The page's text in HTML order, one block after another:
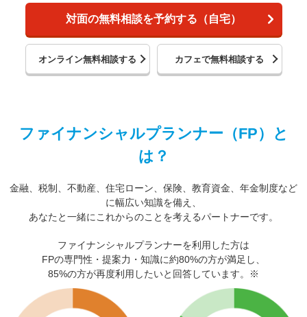
対面の無料相談を予約する（自宅）
オンライン無料相談する カフェで無料相談する
ファイナンシャルプランナー（FP）と
は？
金融、税制、不動産、住宅ローン、保険、教育資金、年金制度など
に幅広い知識を備え、
あなたと一緒にこれからのことを考えるパートナーです。
ファイナンシャルプランナーを利用した方は
FPの専門性・提案力・知識に約80%の方が満足し、
85%の方が再度利用したいと回答しています。※